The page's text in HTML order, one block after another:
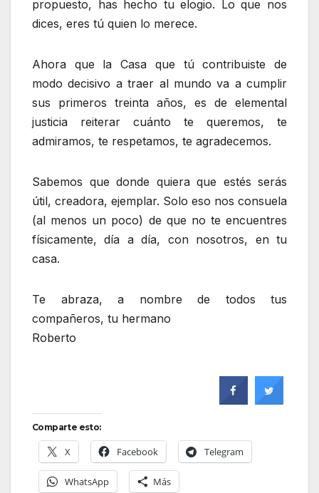
propuesto, has hecho tu elogio. Lo que nos
dices, eres tú quien lo merece.
Ahora que la Casa que tú contribuiste de
modo decisivo a traer al mundo va a cumplir
sus primeros treinta años, es de elemental
justicia reiterar cuánto te queremos, te
admiramos, te respetamos, te agradecemos.
Sabemos que donde quiera que estés serás
útil, creadora, ejemplar. Solo eso nos consuela
(al menos un poco) de que no te encuentres
físicamente, día a día, con nosotros, en tu
casa.
Te abraza, a nombre de todos tus
compañeros, tu hermano
Roberto
Comparte esto:
X Facebook Telegram
WhatsApp Más